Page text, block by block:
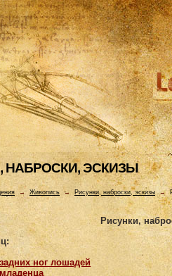
HАБРОСКИ, ЭСКИЗЫ
→ Живопись → Рисунки, наброски, эскизы →
Рисунки,
ног лошадей